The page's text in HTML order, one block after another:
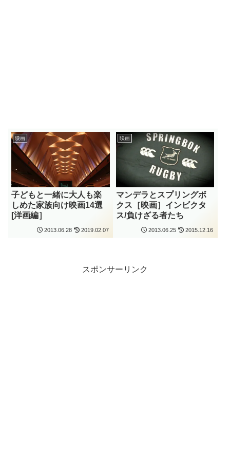
映画
子どもと一緒に大人も楽
しめた家族向け映画14選
[洋画編］
2013.06.28 2019.02.07
映画
マンデラとスプリングボ
クス［映画］インビクタ
ス/負けざる者たち
2013.06.25 2015.12.16
スポンサーリンク